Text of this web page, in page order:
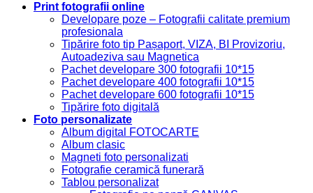
Print fotografii online
Developare poze – Fotografii calitate premium
profesionala
Tipărire foto tip Pașaport, VIZA, BI Provizoriu,
Autoadeziva sau Magnetica
Pachet developare 300 fotografii 10*15
Pachet developare 400 fotografii 10*15
Pachet developare 600 fotografii 10*15
Tipărire foto digitală
Foto personalizate
Album digital FOTOCARTE
Album clasic
Magneti foto personalizati
Fotografie ceramică funerară
Tablou personalizat